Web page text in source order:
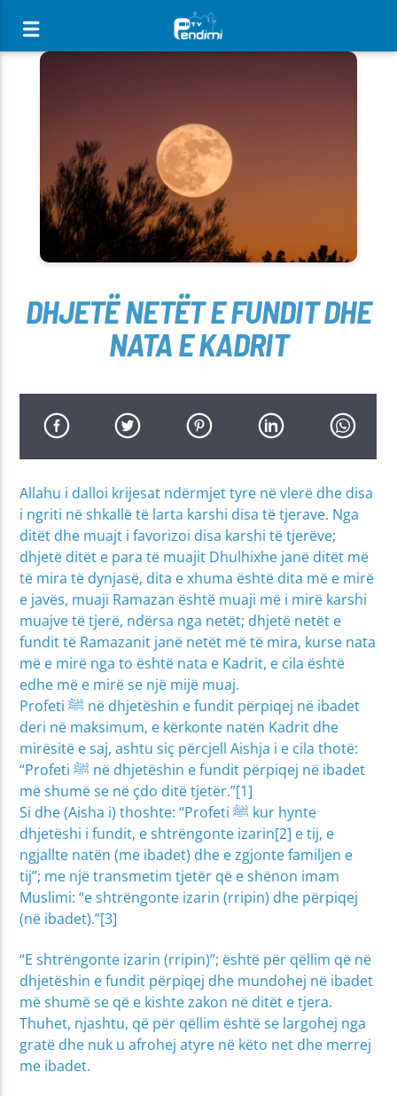
[There are no radio stations in the database]
DHJETË NETËT E FUNDIT DHE
NATA E KADRIT
Allahu i dalloi krijesat ndërmjet tyre në vlerë dhe disa
i ngriti në shkallë të larta karshi disa të tjerave. Nga
ditët dhe muajt i favorizoi disa karshi të tjerëve;
dhjetë ditët e para të muajit Dhulhixhe janë ditët më
të mira të dynjasë, dita e xhuma është dita më e mirë
e javës, muaji Ramazan është muaji më i mirë karshi
muajve të tjerë, ndërsa nga netët; dhjetë netët e
fundit të Ramazanit janë netët më të mira, kurse nata
më e mirë nga to është nata e Kadrit, e cila është
edhe më e mirë se një mijë muaj.
Profeti ﷺ në dhjetëshin e fundit përpiqej në ibadet
deri në maksimum, e kërkonte natën Kadrit dhe
mirësitë e saj, ashtu siç përcjell Aishja i e cila thotë:
“Profeti ﷺ në dhjetëshin e fundit përpiqej në ibadet
më shumë se në çdo ditë tjetër.”[1]
Si dhe (Aisha i) thoshte: “Profeti ﷺ kur hynte
dhjetëshi i fundit, e shtrëngonte izarin[2] e tij, e
ngjallte natën (me ibadet) dhe e zgjonte familjen e
tij”; me një transmetim tjetër që e shënon imam
Muslimi: “e shtrëngonte izarin (rripin) dhe përpiqej
(në ibadet).”[3]
“E shtrëngonte izarin (rripin)”; është për qëllim që në
dhjetëshin e fundit përpiqej dhe mundohej në ibadet
më shumë se që e kishte zakon në ditët e tjera.
Thuhet, njashtu, që për qëllim është se largohej nga
gratë dhe nuk u afrohej atyre në këto net dhe merrej
me ibadet.